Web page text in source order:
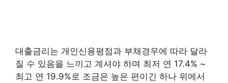
대출금리는 개인신용평점과 부채경우에 따라 달라
질 수 있음을 느끼고 계셔야 하며 최저 연 17.4% ~
최고 연 19.9%로 조금은 높은 편이긴 하나 위에서